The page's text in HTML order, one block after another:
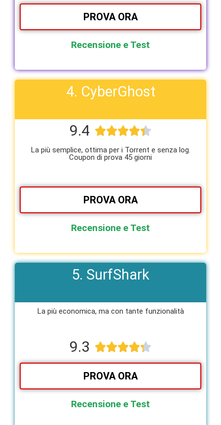
PROVA ORA
Recensione e Test
4. CyberGhost
9.4 
La più semplice, ottima per i Torrent e senza log.
Coupon di prova 45 giorni
PROVA ORA
Recensione e Test
5. SurfShark
La più economica, ma con tante funzionalità​
9.3 
PROVA ORA
Recensione e Test